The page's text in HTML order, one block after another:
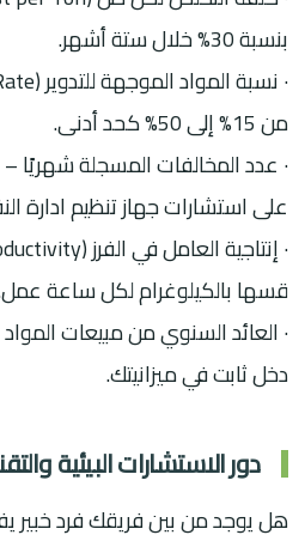
بنسبة 30% خلال ستة أشهر.
من 15% إلى 50% كحد أدنى.
· عدد المخالفات المسجلة شهريًا –
على استشارات جهاز تنظيم ادارة
قسها بالكيلوغرام لكل ساعة
· العائد السنوي من مبيعات المواد
دخل ثابت في ميزانيتك.
دور الاستشارات البيئية
هل يوجد من بين فريقك فرد